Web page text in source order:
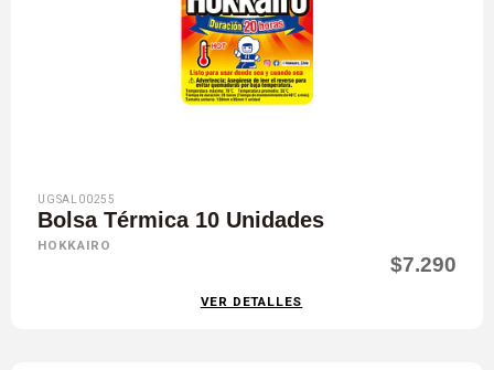
UGSAL00255
Bolsa Térmica 10 Unidades
HOKKAIRO
$7.290
VER DETALLES